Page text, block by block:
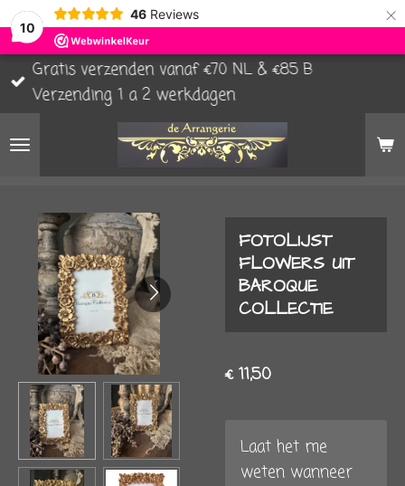
10
46 Reviews ×
Gratis verzenden vanaf €70 NL & €85 B
Verzending 1 a 2 werkdagen
FOTOLIJST
FLOWERS UIT
BAROQUE
COLLECTIE
€ 11,50
Laat het me
weten wanneer